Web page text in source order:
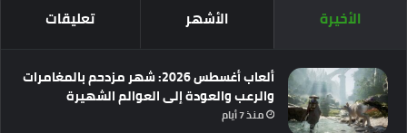
الأخيرة الأشهر تعليقات
ألعاب أغسطس 2026: شهر مزدحم بالمغامرات
والرعب والعودة إلى العوالم الشهيرة
منذ 7 أيام